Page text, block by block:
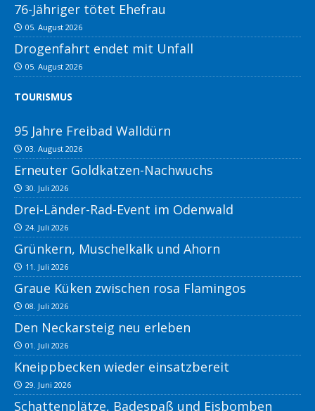
76-Jähriger tötet Ehefrau
05. August 2026
Drogenfahrt endet mit Unfall
05. August 2026
TOURISMUS
95 Jahre Freibad Walldürn
03. August 2026
Erneuter Goldkatzen-Nachwuchs
30. Juli 2026
Drei-Länder-Rad-Event im Odenwald
24. Juli 2026
Grünkern, Muschelkalk und Ahorn
11. Juli 2026
Graue Küken zwischen rosa Flamingos
08. Juli 2026
Den Neckarsteig neu erleben
01. Juli 2026
Kneippbecken wieder einsatzbereit
29. Juni 2026
Schattenplätze, Badespaß und Eisbomben